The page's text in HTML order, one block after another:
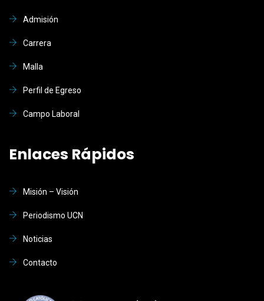
Admisión
Carrera
Malla
Perfil de Egreso
Campo Laboral
Enlaces Rápidos
Misión – Visión
Periodismo UCN
Noticias
Contacto